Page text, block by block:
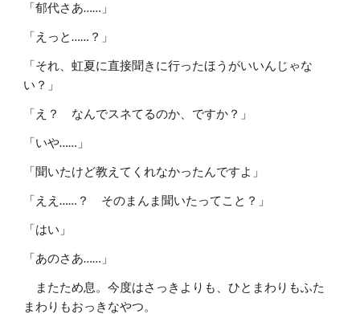
「郁代さあ……」
「えっと……？」
「それ、虹夏に直接聞きに行ったほうがいいんじゃな
い？」
「え？ なんでスネてるのか、ですか？」
「いや……」
「聞いたけど教えてくれなかったんですよ」
「ええ……？ そのまんま聞いたってこと？」
「はい」
「あのさあ……」
またため息。今度はさっきよりも、ひとまわりもふた
まわりもおっきなやつ。